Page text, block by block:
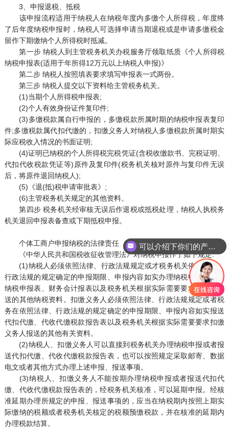
3、申报退税、抵税
该申报流程适用于纳税人在纳税年度内多缴个人所得税，年度终
了后年度纳税申报时，纳税人可选择申请当期退税或是申请多缴税金
留作下期缴纳个人所得税时抵减。
第一步 纳税人到主管税务机关办税服务厅领取纸质《个人所得税
纳税申报表(适用于年所得12万元以上纳税人申报)》
第二步 纳税人按照填表要求填写申报表一式两份。
第三步 纳税人提交以下资料给主管税务机关。
(1)当期个人所得税申报表;
(2)个人有效身份证件复印件;
(3)多缴税款属自行申报的，多缴税款所属时期的纳税申报表复印
件;多缴税款属代扣代缴的，扣缴义务人对纳税人多缴税款所属时期实
际应税收入情况的书面证明;
(4)证明已纳税的个人所得税完税凭证(含税收缴款书、完税证明、
代扣代收税款凭证等)原件及复印件(税务机关核对原件与复印件无误
后，将原件退回纳税人);
(5)《退(抵)税申请审批表》;
(6)主管税务机关规定的其他资料。
第四步 税务机关经审核无误后作退税或抵税处理，纳税人执税务
机关退回申报表备查或下期抵税申报。
个体工商户申报纳税的法律责任
《中华人民共和国税收征收管理法》对纳税申报作了如下规定:
(1)纳税人必须依照法律、行政法规规定或才税务机关依照法律、
行政法规的规定确定的申报期限、申报内容如实办理纳税申报，报送
纳税申报表、财务会计报表以及税务机关根据实际需要要求纳税人报
送的其他纳税资料。扣缴义务人必须依照法律、行政法规规定或者税
务在依照法律、行政法规的规定确定的申报期限、申报内容如实报送
代扣代缴、代收代缴税款报告表以及税务机关根据实际需要要求扣缴
义务人报送的其他有关资料。
(2)纳税人、扣缴义务人可以直接到税务机关办理纳税申报或者报
送代扣代缴、代收代缴税款报告表，也可以按照规定采取邮寄、数据
电文或者其他方式办理上述申报、报送事项。
(3)纳税人、扣缴义务人不能按期办理纳税申报或者报送代扣代
缴、代收代缴税款报告表的，经税务机关核准，可以延期申报。经核
准延期办理所规定的申报、报送事项的，应当在纳税期内按照上期实
际缴纳的税额或者税务机关核定的税额预缴税款，并在核准的延期内
办理税款结算。
可以介绍下你们的产品么